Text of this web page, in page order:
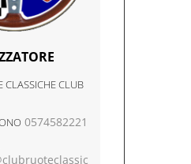
CLASSICHE CLUB
0574582221